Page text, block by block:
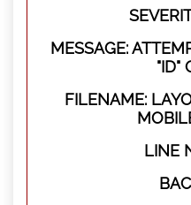
MESSAGE:
"ID"
FILENAME:
LINE